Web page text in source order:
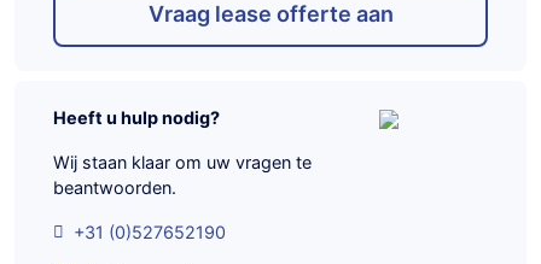
Vraag lease offerte aan
Heeft u hulp nodig?
Wij staan klaar om uw vragen te
beantwoorden.
+31 (0)527652190